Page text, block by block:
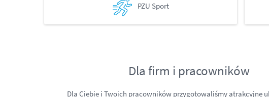
PZU Sport
Dla firm i pracowników
Dla Ciebie i Twoich pracowników przygotowaliśmy atrakcyjne